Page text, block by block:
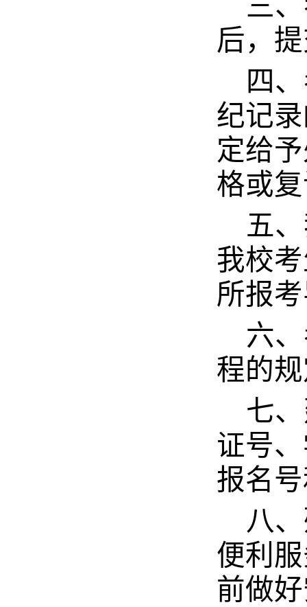
后，
四
纪记
定给
格或
五
我校
所报
六
程的
七
证号
报名
八
便利
前做